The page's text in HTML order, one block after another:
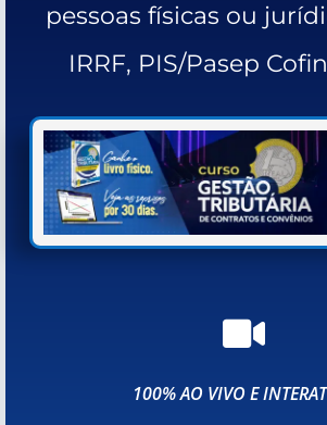
pessoas físicas ou
IRRF, PIS/Pasep

100% AO VIVO E